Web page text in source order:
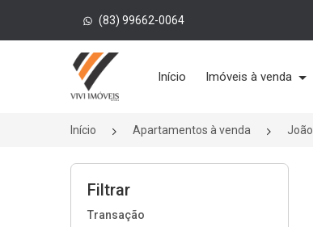
(83) 99662-0064
Página inicial
Início Imóveis à venda
Início Apartamentos à venda
Filtrar
Transação